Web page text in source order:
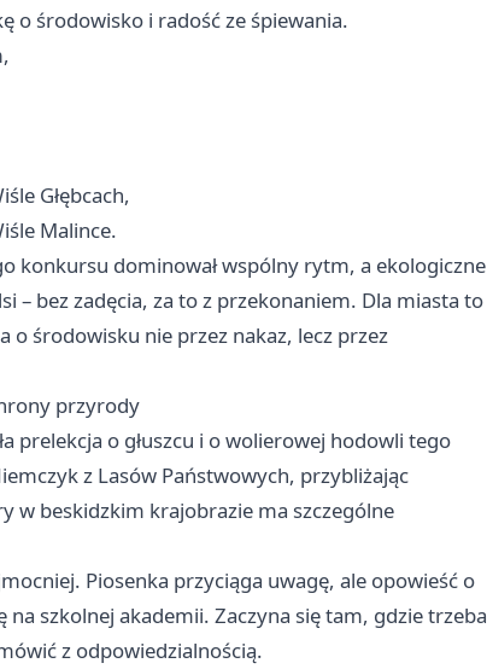
o środowisko i radość ze śpiewania.
Głębcach,
Malince.
konkursu dominował wspólny rytm, a ekologiczne
– bez zadęcia, za to z przekonaniem. Dla miasta to
o środowisku nie przez nakaz, lecz przez
przyrody
prelekcja o głuszcu i o wolierowej hodowli tego
z Lasów Państwowych, przybliżając
w beskidzkim krajobrazie ma szczególne
Piosenka przyciąga uwagę, ale opowieść o
szkolnej akademii. Zaczyna się tam, gdzie trzeba
z odpowiedzialnością.